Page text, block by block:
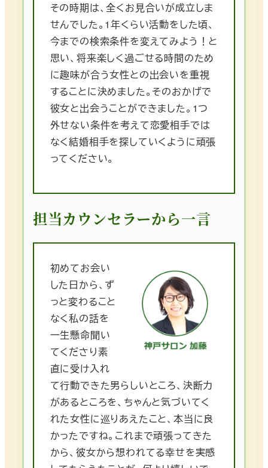
その時期は、全くお見合いが成立しま
せんでした。1年くらい活動をした頃、
今までの検索条件を変えてみよう！と
思い、将来楽しく過ごせる時間のため
に趣味が合う女性との出会いを重視
することに決めました。そのおかげで
彼女と出会うことができました。1つ
外せない条件を考えて恋愛相手では
なく結婚相手を探していくように頑張
ってください。
担当カウンセラーから一言
初めてお会い
した日から、ず
っと変わること
なく私の話を
一生懸命聞い
てくださり素
直に受け入れ
て行動できた男らしいところ、決断力
があるところを、ちゃんと気づいてく
れた女性に巡りあえたこと、本当に良
かったですね。これまで頑張ってきた
から、彼女から想われてる幸せを実感